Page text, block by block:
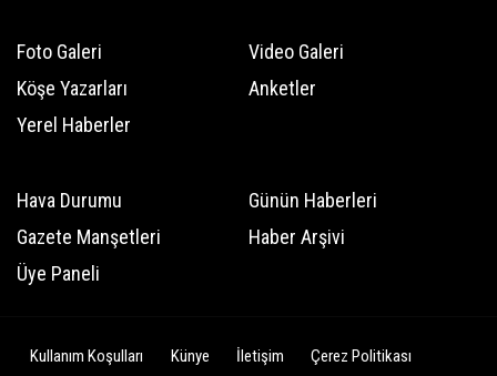
Foto Galeri
Video Galeri
Köşe Yazarları
Anketler
Yerel Haberler
Hava Durumu
Günün Haberleri
Gazete Manşetleri
Haber Arşivi
Üye Paneli
Kullanım Koşulları Künye İletişim Çerez Politikası